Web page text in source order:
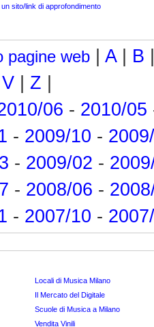
sito/link di approfondimento
pagine web A| B
V Z
06 - 2010/05
- 2009/10 -
- 2009/02 -
- 2008/06 -
- 2007/10 -
Locali di Musica Milano
Il Mercato del Digitale
Scuole di Musica a Milano
Vendita Vinili